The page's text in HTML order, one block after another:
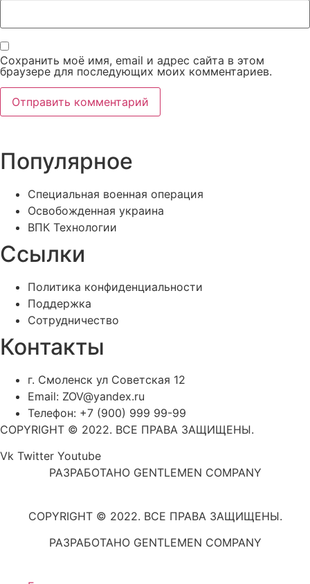
Сохранить моё имя, email и адрес сайта в этом
браузере для последующих моих комментариев.
Популярное
Специальная военная операция
Освобожденная украина
ВПК Технологии
Ссылки
Политика конфиденциальности
Поддержка
Сотрудничество
Контакты
г. Смоленск ул Советская 12
Email: ZOV@yandex.ru
Телефон: +7 (900) 999 99-99
COPYRIGHT © 2022. ВСЕ ПРАВА ЗАЩИЩЕНЫ.
Vk Twitter Youtube
РАЗРАБОТАНО GENTLEMEN COMPANY
COPYRIGHT © 2022. ВСЕ ПРАВА ЗАЩИЩЕНЫ.
РАЗРАБОТАНО GENTLEMEN COMPANY